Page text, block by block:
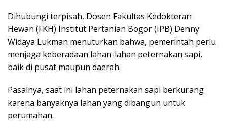
Dihubungi terpisah, Dosen Fakultas Kedokteran
Hewan (FKH) Institut Pertanian Bogor (IPB) Denny
Widaya Lukman menuturkan bahwa, pemerintah perlu
menjaga keberadaan lahan-lahan peternakan sapi,
baik di pusat maupun daerah.
Pasalnya, saat ini lahan peternakan sapi berkurang
karena banyaknya lahan yang dibangun untuk
perumahan.